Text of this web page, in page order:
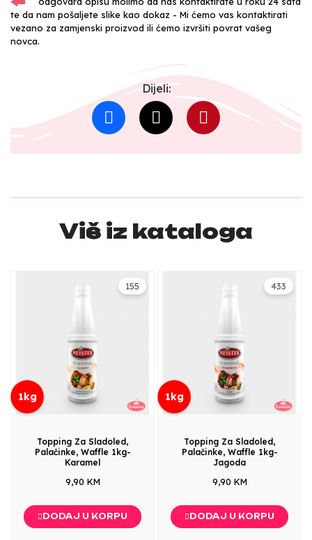
te da nam pošaljete slike kao dokaz - Mi ćemo vas kontaktirati
vezano za zamjenski proizvod ili ćemo izvršiti povrat vašeg
novca.
Dijeli:
Više iz kataloga
155
1kg
Topping Za Sladoled,
Palačinke, Waffle 1kg-
Karamel
9,90 KM
DODAJ U KORPU
433
1kg
Topping Za Sladoled,
Palačinke, Waffle 1kg-
Jagoda
9,90 KM
DODAJ U KORPU